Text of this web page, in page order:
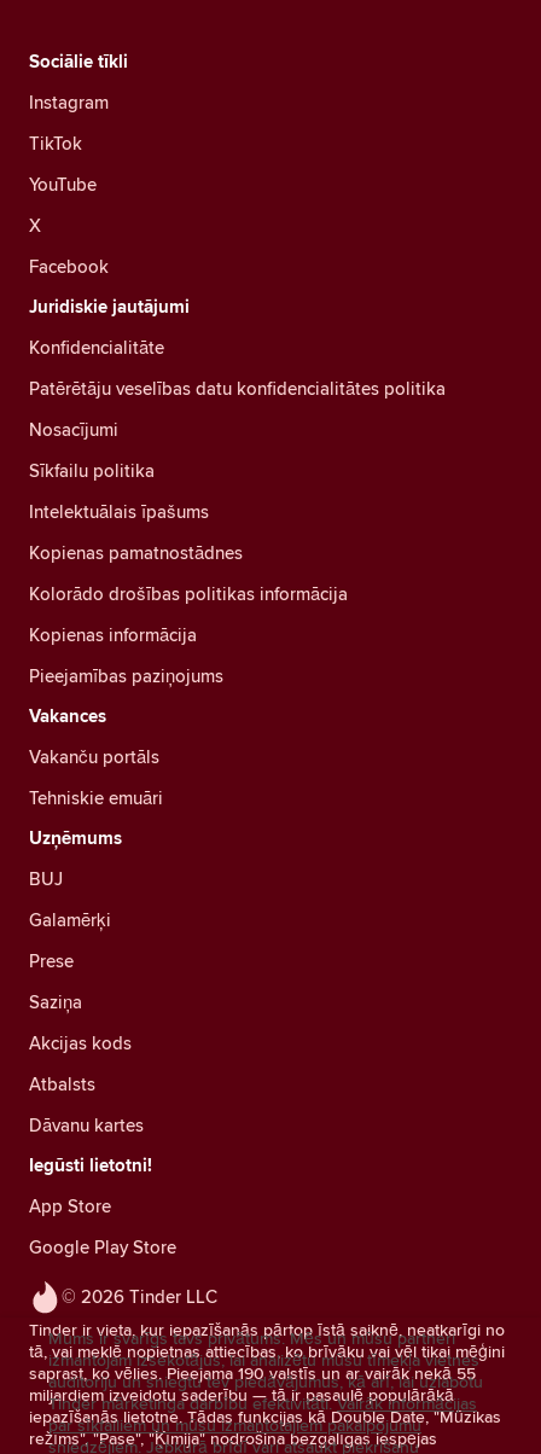
© 2026 Tinder LLC
Tinder ir vieta, kur iepazīšanās pārtop īstā saiknē, neatkarīgi no
tā, vai meklē nopietnas attiecības, ko brīvāku vai vēl tikai mēģini
saprast, ko vēlies. Pieejama 190 valstīs un ar vairāk nekā 55
miljardiem izveidotu saderību — tā ir pasaulē populārākā
iepazīšanās lietotne. Tādas funkcijas kā Double Date, "Mūzikas
režīms", "Pase", "Ķīmija" nodrošina bezgalīgas iespējas
Sociālie tīkli
Instagram
TikTok
YouTube
X
Facebook
Juridiskie jautājumi
Konfidencialitāte
Patērētāju veselības datu konfidencialitātes politika
Nosacījumi
Sīkfailu politika
Intelektuālais īpašums
Kopienas pamatnostādnes
Kolorādo drošības politikas informācija
Kopienas informācija
Pieejamības paziņojums
Vakances
Vakanču portāls
Tehniskie emuāri
Uzņēmums
BUJ
Galamērķi
Prese
Saziņa
Akcijas kods
Atbalsts
Dāvanu kartes
Iegūsti lietotni!
App Store
Google Play Store
Mums ir svarīgs tavs privātums. Mēs un mūsu partneri
izmantojam izsekotājus, lai analizētu mūsu tīmekļa vietnes
auditoriju un sniegtu tev piedāvājumus, kā arī, lai uzlabotu
Tinder mārketinga darbību efektivitāti. Vairāk informācijas
par sīkfailiem un mūsu izmantotajiem pakalpojumu
sniedzējiem. Jebkurā brīdī vari atsaukt piekrišanu